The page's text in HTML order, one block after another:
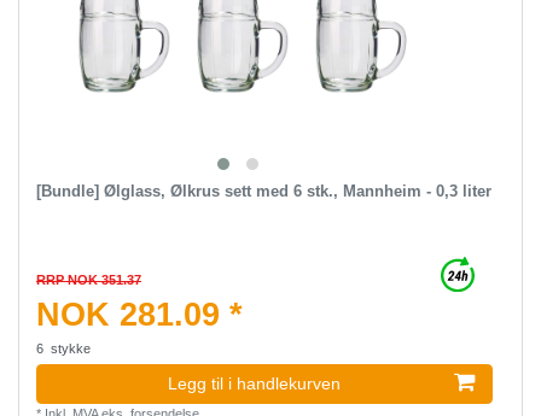
[Bundle] Ølglass, Ølkrus sett med 6 stk., Mannheim - 0,3 liter
RRP NOK 351.37
NOK 281.09 *
6 stykke
Legg til i handlekurven